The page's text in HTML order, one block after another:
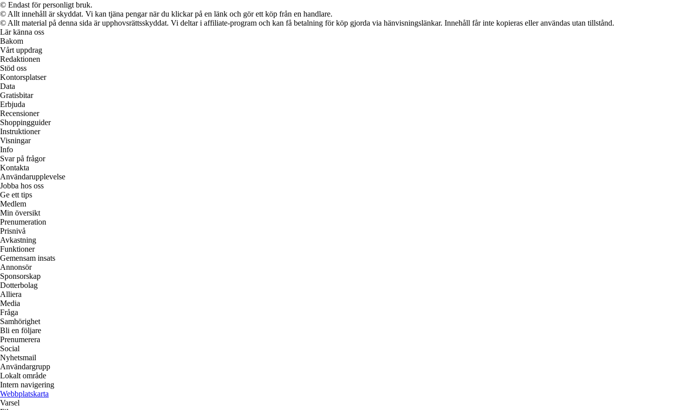
© Endast för personligt bruk.
© Allt innehåll är skyddat. Vi kan tjäna pengar när du klickar på en länk och gör ett köp från en handlare.
© Allt material på denna sida är upphovsrättsskyddat. Vi deltar i affiliate-program och kan få betalning för köp gjorda via hänvisningslänkar. Innehåll får inte kopieras eller användas utan tillstånd.
Lär känna oss
Bakom
Vårt uppdrag
Redaktionen
Stöd oss
Kontorsplatser
Data
Gratisbitar
Erbjuda
Recensioner
Shoppingguider
Instruktioner
Visningar
Info
Svar på frågor
Kontakta
Användarupplevelse
Jobba hos oss
Ge ett tips
Medlem
Min översikt
Prenumeration
Prisnivå
Avkastning
Funktioner
Gemensam insats
Annonsör
Sponsorskap
Dotterbolag
Alliera
Media
Fråga
Samhörighet
Bli en följare
Prenumerera
Social
Nyhetsmail
Användargrupp
Lokalt område
Intern navigering
Webbplatskarta
Varsel